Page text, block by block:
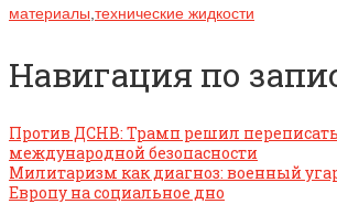
материалы технические жидкости
Навигация по
Против ДСНВ: Трамп решил
международной безопасности
Милитаризм как диагноз: военный
Европу на социальное дно